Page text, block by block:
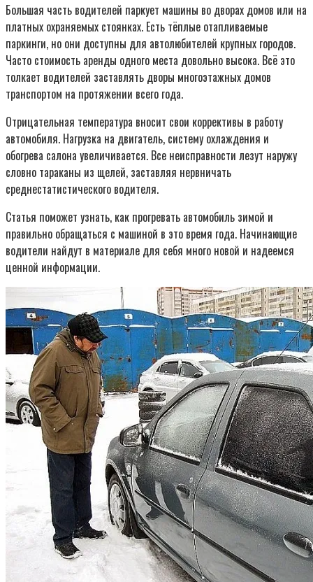
Большая часть водителей паркует машины во дворах домов или на
платных охраняемых стоянках. Есть тёплые отапливаемые
паркинги, но они доступны для автолюбителей крупных городов.
Часто стоимость аренды одного места довольно высока. Всё это
толкает водителей заставлять дворы многоэтажных домов
транспортом на протяжении всего года.
Отрицательная температура вносит свои коррективы в работу
автомобиля. Нагрузка на двигатель, систему охлаждения и
обогрева салона увеличивается. Все неисправности лезут наружу
словно тараканы из щелей, заставляя нервничать
среднестатистического водителя.
Статья поможет узнать, как прогревать автомобиль зимой и
правильно обращаться с машиной в это время года. Начинающие
водители найдут в материале для себя много новой и надеемся
ценной информации.